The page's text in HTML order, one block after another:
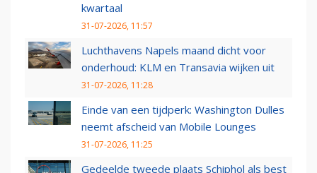
kwartaal
31-07-2026, 11:57
Luchthavens Napels maand dicht voor
onderhoud: KLM en Transavia wijken uit
31-07-2026, 11:28
Einde van een tijdperk: Washington Dulles
neemt afscheid van Mobile Lounges
31-07-2026, 11:25
Gedeelde tweede plaats Schiphol als best